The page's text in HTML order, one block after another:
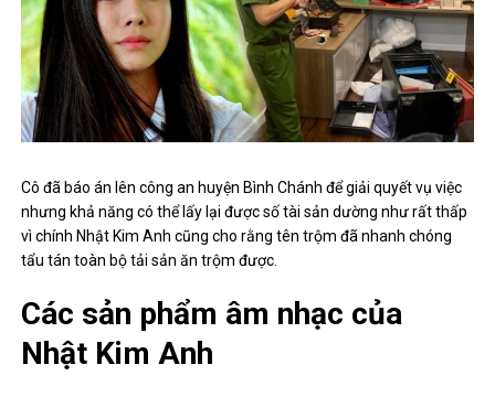
Cô đã báo án lên công an huyện Bình Chánh để giải quyết vụ việc
nhưng khả năng có thể lấy lại được số tài sản dường như rất thấp
vì chính Nhật Kim Anh cũng cho rằng tên trộm đã nhanh chóng
tẩu tán toàn bộ tải sản ăn trộm được.
Các sản phẩm âm nhạc của
Nhật Kim Anh